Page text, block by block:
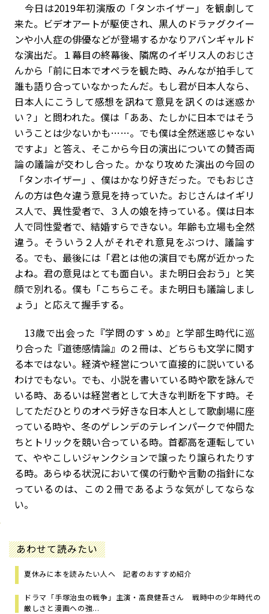
今日は2019年初演版の「タンホイザー」を観劇して
来た。ビデオアートが駆使され、黒人のドラァグクイー
ンや小人症の俳優などが登場するかなりアバンギャルド
な演出だ。１幕目の終幕後、隣席のイギリス人のおじさ
んから「前に日本でオペラを観た時、みんなが拍手して
誰も語り合っていなかったんだ。もし君が日本人なら、
日本人にこうして感想を訊ねて意見を訊くのは迷惑か
い？」と問われた。僕は「ああ、たしかに日本ではそう
いうことは少ないかも……。でも僕は全然迷惑じゃない
ですよ」と答え、そこから今日の演出についての賛否両
論の議論が交わし合った。かなり攻めた演出の今回の
「タンホイザー」、僕はかなり好きだった。でもおじさ
んの方は色々違う意見を持っていた。おじさんはイギリ
ス人で、異性愛者で、３人の娘を持っている。僕は日本
人で同性愛者で、結婚すらできない。年齢も立場も全然
違う。そういう２人がそれぞれ意見をぶつけ、議論す
る。でも、最後には「君とは他の演目でも席が近かった
よね。君の意見はとても面白い。また明日会おう」と笑
顔で別れる。僕も「こちらこそ。また明日も議論しまし
ょう」と応えて握手する。
13歳で出会った『学問のすゝめ』と学部生時代に巡
り合った『道徳感情論』の２冊は、どちらも文学に関す
る本ではない。経済や経営について直接的に説いている
わけでもない。でも、小説を書いている時や歌を詠んで
いる時、あるいは経営者として大きな判断を下す時。そ
してただひとりのオペラ好きな日本人として歌劇場に座
っている時や、冬のゲレンデのテレインパークで仲間た
ちとトリックを競い合っている時。首都高を運転してい
て、ややこしいジャンクションで譲ったり譲られたりす
る時――。あらゆる状況において僕の行動や言動の指針にな
っているのは、この２冊であるような気がしてならな
い。
あわせて読みたい
夏休みに本を読みたい人へ 記者のおすすめ紹介
ドラマ「手塚治虫の戦争」主演・高良健吾さん 戦時中の少年時代の
厳しさと漫画への強...